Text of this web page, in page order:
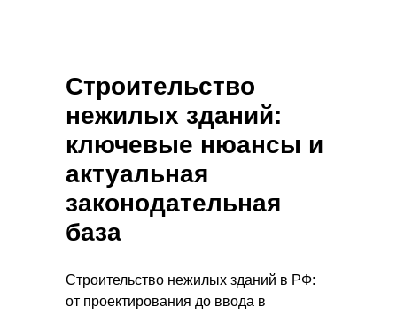
Строительство
нежилых зданий:
ключевые нюансы и
актуальная
законодательная
база
Строительство нежилых зданий в РФ:
от проектирования до ввода в